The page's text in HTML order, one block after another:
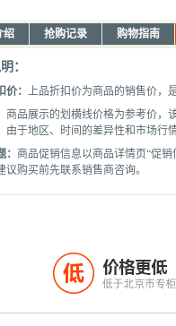
绍 抢购记录 购物指南
：
： 上品折扣价为商品的销售价，
商品展示的划横线价格为参考价，
由于地区、时间的差异性和市场行
商品促销信息以商品详情页“促
议购买前先联系销售商咨询。
低 价格更低
低于北京市专